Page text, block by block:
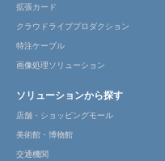
拡張カード
クラウドライブプロダクション
特注ケーブル
画像処理ソリューション
ソリューションから探す
店舗・ショッピングモール
美術館・博物館
交通機関